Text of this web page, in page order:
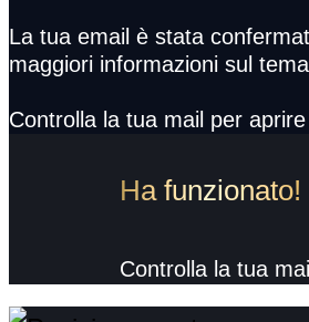
La tua email è stata
maggiori informazioni sul
Controlla la tua mail per
Ha funzionato!
Controlla la tua